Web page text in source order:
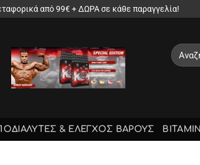
από 99€ + ΔΩΡΑ σε κάθε παραγγελία!
για:
& ΕΛΕΓΧΟΣ ΒΑΡΟΥΣ